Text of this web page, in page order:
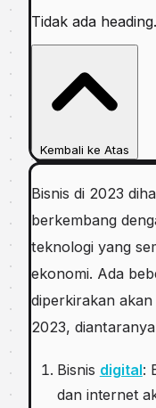
Tidak ada heading.
Kembali ke Atas
Bisnis di 2023
berkembang
teknologi yang
ekonomi. Ada
diperkirakan
2023,
Bisnis digital:
dan internet